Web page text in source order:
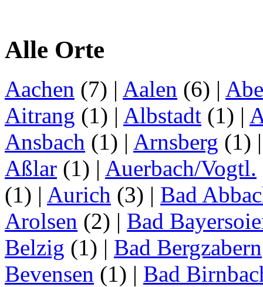
Alle Orte
Aachen (7) | Aalen (6) |
Aitrang (1) | Albstadt (1) |
Ansbach (1) | Arnsberg (1)
Aßlar (1) | Auerbach/Vogtl.
(1) | Aurich (3) | Bad
Arolsen (2) | Bad
Belzig (1) | Bad Bergzabern
Bevensen (1) | Bad